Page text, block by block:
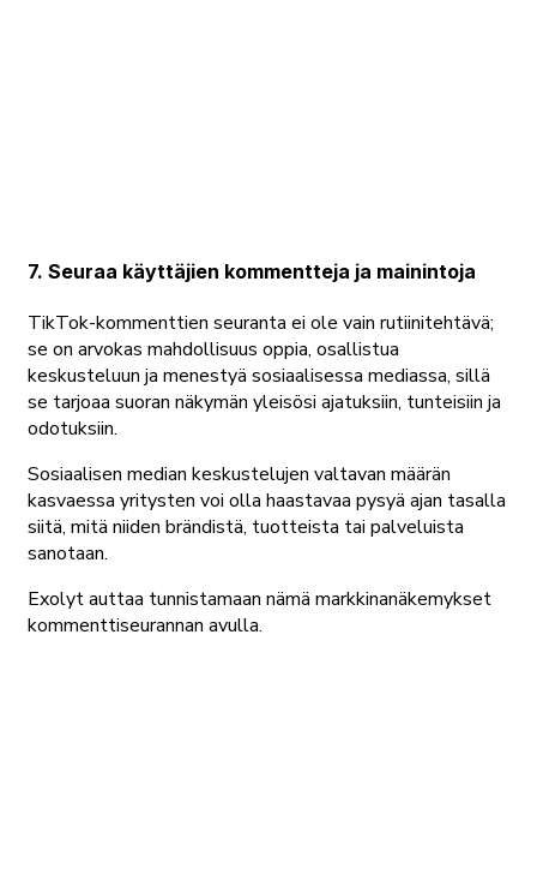
7. Seuraa käyttäjien kommentteja ja mainintoja
TikTok-kommenttien seuranta ei ole vain rutiinitehtävä;
se on arvokas mahdollisuus oppia, osallistua
keskusteluun ja menestyä sosiaalisessa mediassa, sillä
se tarjoaa suoran näkymän yleisösi ajatuksiin, tunteisiin ja
odotuksiin.
Sosiaalisen median keskustelujen valtavan määrän
kasvaessa yritysten voi olla haastavaa pysyä ajan tasalla
siitä, mitä niiden brändistä, tuotteista tai palveluista
sanotaan.
Exolyt auttaa tunnistamaan nämä markkinanäkemykset
kommenttiseurannan avulla.